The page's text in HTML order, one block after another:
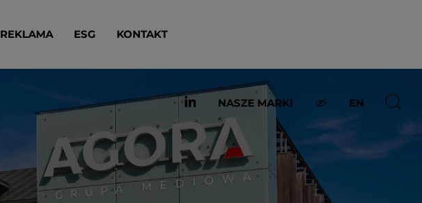
REKLAMA ESG KONTAKT
NASZE MARKI EN